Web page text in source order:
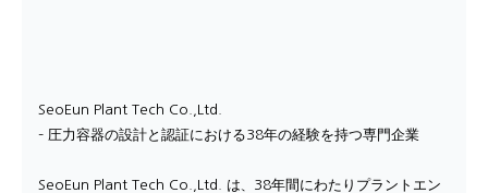
SeoEun Plant Tech Co.,Ltd.
– 圧力容器の設計と認証における38年の経験を持つ専門企業
SeoEun Plant Tech Co.,Ltd. は、38年間にわたりプラントエン